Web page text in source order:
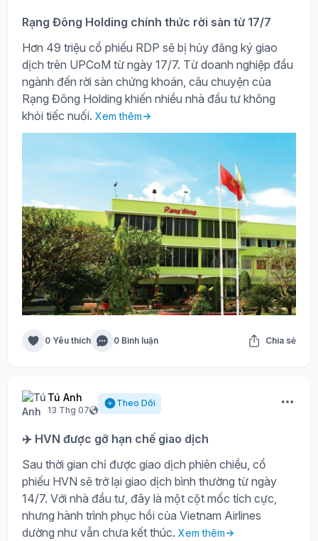
Rạng Đông Holding chính thức rời sàn từ 17/7
Hơn 49 triệu cổ phiếu RDP sẽ bị hủy đăng ký giao
dịch trên UPCoM từ ngày 17/7. Từ doanh nghiệp đầu
ngành đến rời sàn chứng khoán, câu chuyện của
Rạng Đông Holding khiến nhiều nhà đầu tư không
khỏi tiếc nuối. Xem thêm
0 Yêu thích 0 Bình luận Chia sẻ
Tú Anh
13 Thg 07
Theo Dõi
✈️ HVN được gỡ hạn chế giao dịch
Sau thời gian chỉ được giao dịch phiên chiều, cổ
phiếu HVN sẽ trở lại giao dịch bình thường từ ngày
14/7. Với nhà đầu tư, đây là một cột mốc tích cực,
nhưng hành trình phục hồi của Vietnam Airlines
dường như vẫn chưa kết thúc. Xem thêm